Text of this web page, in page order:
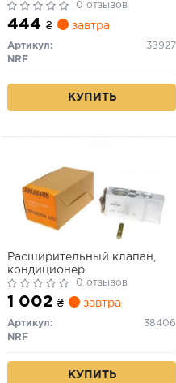
0 отзывов
444 ₴ завтра
Артикул:
38927
NRF
КУПИТЬ
Расширительный клапан,
кондиционер
0 отзывов
1 002 ₴ завтра
Артикул:
38406
NRF
КУПИТЬ